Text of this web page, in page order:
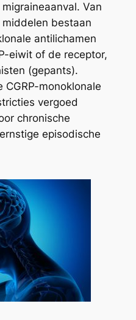
Van
bestaan
antilichamen
eiwit of de receptor,
(gepants).
monoklonale
vergoed
chronische
episodische